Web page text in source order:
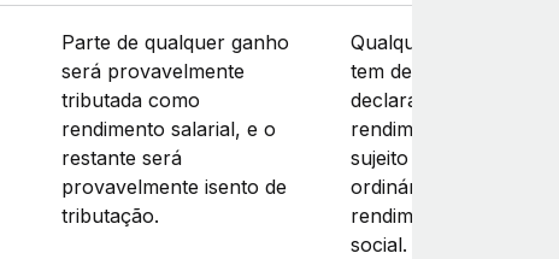
Parte de qualquer ganho
será provavelmente
tributada como
rendimento salarial, e o
restante será
provavelmente isento de
tributação.
Qualquer ganho na
tem de ser declarado
declaração de
rendimentos anual e
sujeito ao imposto
ordinário sobre o
rendimento e à
social. Se o